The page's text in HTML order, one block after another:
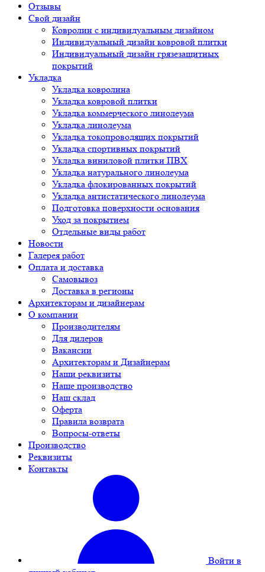
Отзывы
Свой дизайн
Ковролин с индивидуальным дизайном
Индивидуальный дизайн ковровой плитки
Индивидуальный дизайн грязезащитных
покрытий
Укладка
Укладка ковролина
Укладка ковровой плитки
Укладка коммерческого линолеума
Укладка линолеума
Укладка токопроводящих покрытий
Укладка спортивных покрытий
Укладка виниловой плитки ПВХ
Укладка натурального линолеума
Укладка флокированных покрытий
Укладка антистатического линолеума
Подготовка поверхности основания
Уход за покрытием
Отдельные виды работ
Новости
Галерея работ
Оплата и доставка
Самовывоз
Доставка в регионы
Архитекторам и дизайнерам
О компании
Производителям
Для дилеров
Вакансии
Архитекторам и Дизайнерам
Наши реквизиты
Наше производство
Наш склад
Оферта
Правила возврата
Вопросы-ответы
Производство
Реквизиты
Контакты
Войти в